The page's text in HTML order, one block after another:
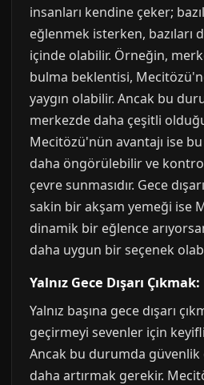
insanları kendine çeker;
eğlenmek isterken, bazıları
içinde olabilir. Örneğin,
bulma beklentisi,
yaygın olabilir. Ancak bu
merkezde daha çeşitli
Mecitözü'nün avantajı ise
daha öngörülebilir ve
çevre sunmasıdır. Gece
sakin bir akşam yemeği ise
dinamik bir eğlence
daha uygun bir seçenek
Yalnız Gece Dışarı
Yalnız başına gece dışarı
geçirmeyi sevenler için
Ancak bu durumda
daha artırmak gerekir.